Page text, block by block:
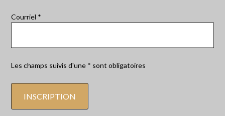
Courriel *
Les champs suivis d'une * sont obligatoires